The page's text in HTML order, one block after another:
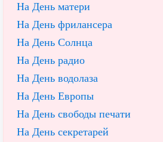
На День матери
На День фрилансера
На День Солнца
На День радио
На День водолаза
На День Европы
На День свободы печати
На День секретарей